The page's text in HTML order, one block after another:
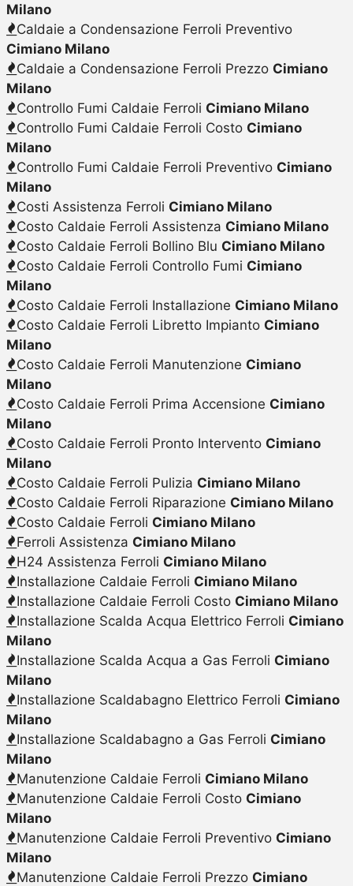
Milano
Caldaie a Condensazione Ferroli Preventivo
Cimiano Milano
Caldaie a Condensazione Ferroli Prezzo Cimiano
Milano
Controllo Fumi Caldaie Ferroli Cimiano Milano
Controllo Fumi Caldaie Ferroli Costo Cimiano
Milano
Controllo Fumi Caldaie Ferroli Preventivo Cimiano
Milano
Costi Assistenza Ferroli Cimiano Milano
Costo Caldaie Ferroli Assistenza Cimiano Milano
Costo Caldaie Ferroli Bollino Blu Cimiano Milano
Costo Caldaie Ferroli Controllo Fumi Cimiano
Milano
Costo Caldaie Ferroli Installazione Cimiano Milano
Costo Caldaie Ferroli Libretto Impianto Cimiano
Milano
Costo Caldaie Ferroli Manutenzione Cimiano
Milano
Costo Caldaie Ferroli Prima Accensione Cimiano
Milano
Costo Caldaie Ferroli Pronto Intervento Cimiano
Milano
Costo Caldaie Ferroli Pulizia Cimiano Milano
Costo Caldaie Ferroli Riparazione Cimiano Milano
Costo Caldaie Ferroli Cimiano Milano
Ferroli Assistenza Cimiano Milano
H24 Assistenza Ferroli Cimiano Milano
Installazione Caldaie Ferroli Cimiano Milano
Installazione Caldaie Ferroli Costo Cimiano Milano
Installazione Scalda Acqua Elettrico Ferroli Cimiano
Milano
Installazione Scalda Acqua a Gas Ferroli Cimiano
Milano
Installazione Scaldabagno Elettrico Ferroli Cimiano
Milano
Installazione Scaldabagno a Gas Ferroli Cimiano
Milano
Manutenzione Caldaie Ferroli Cimiano Milano
Manutenzione Caldaie Ferroli Costo Cimiano
Milano
Manutenzione Caldaie Ferroli Preventivo Cimiano
Milano
Manutenzione Caldaie Ferroli Prezzo Cimiano